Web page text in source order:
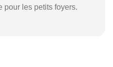
pour les petits foyers.